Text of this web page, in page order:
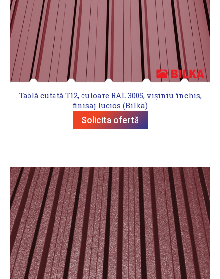
Tablă cutată T12, culoare RAL 3005, vișiniu închis,
finisaj lucios (Bilka)
Solicita ofertă